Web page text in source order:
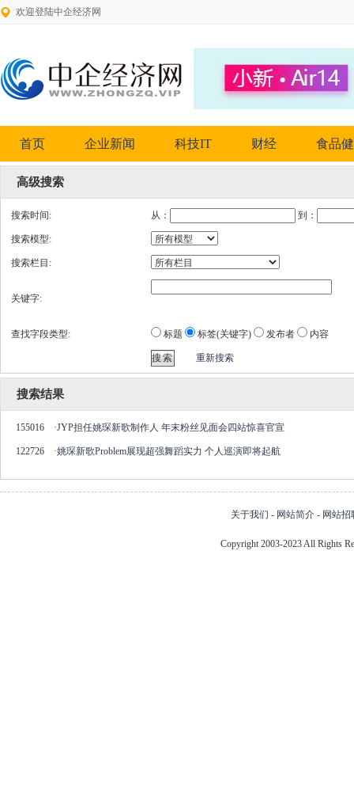
欢迎登陆中企经济网
首页 企业新闻 科技IT 财经 食品
高级搜索
搜索时间: 从： 到：
搜索模型:
搜索栏目:
关键字:
查找字段类型: 标题 标签(关键字) 发布者 内容
重新搜索
搜索结果
155016 ·JYP担任姚琛新歌制作人 年末粉丝见面会四站惊喜官宣
122726 ·姚琛新歌Problem展现超强舞蹈实力 个人巡演即将起航
关于我们 - 网站简介 - 网站招
Copyright 2003-2023 All Rights